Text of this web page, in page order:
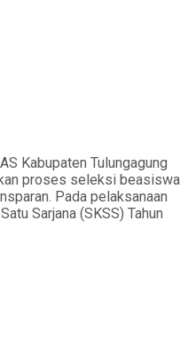
Kabupaten Tulungagung
proses seleksi beasiswa
Pada pelaksanaan
Sarjana (SKSS) Tahun